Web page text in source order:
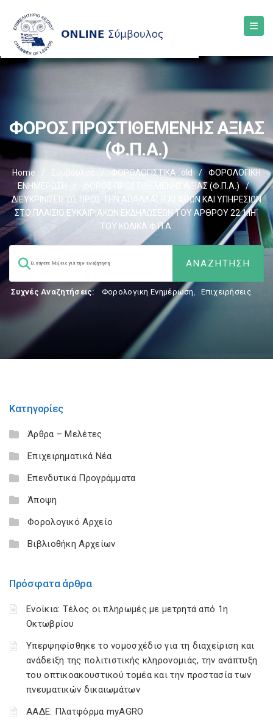
ΦΟΡΟΣ ΠΡΟΣΤΙΘΕΜΕΝΗΣ ΑΞΙΑΣ
(Φ.Π.Α.)
Home Σύμβουλος / ΦΟΡΟΛΟΓΙΣΤΙΚΑ_old /
ΦΟΡΟΛΟΓΙΚΗ
ΕΝΗΜΕΡΩΣΗ
ΦΟΡΟΣ ΠΡΟΣΤΙΘΕΜΕΝΗΣ ΑΞΙΑΣ (Φ.Π.Α.)
/
ΔΙΕΥΚΡΙΝΙΣΕΙΣ ΩΣ ΠΡΟΣ ΤΗΝ ΑΠΑΛΛΑΓΗ ΑΓΑΘΩΝ ΚΑΙ ΥΠΗΡΕΣΙΩΝ
ΣΤΟ ΠΛΑΙΣΙΟ ΕΥΚΑΙΡΙΑΚΩΝ ΕΚΔΗΛΩΣΕΩΝ ΤΟΥ ΑΡΘΡΟΥ 22.1.ΙΗ΄
ΤΟΥ ΚΩΔΙΚΑ Φ.Π.Α.
Συχνές Αναζητήσεις: Φορολογικη Ενημέρωση, Επιχειρήσεις
Κατηγορίες
Άρθρα – Μελέτες
Επιχειρηματικά Νέα
Επενδυτικά Προγράμματα
Άποψη
Φορολογικό Αρχείο
Βιβλιοθήκη Αρχείων
Πρόσφατα άρθρα
Ενοίκια: Τέλος οι πληρωμές με μετρητά από 1η
Οκτωβρίου
Υπερψηφίσθηκε το νομοσχέδιο για τη διαχείριση και
ανάδειξη της πολιτιστικής κληρονομιάς, την ανάπτυξη
του οπτικοακουστικού τομέα και την προστασία των
πνευματικών δικαιωμάτων
ΑΑΔΕ: Πλατφόρμα myAGRO